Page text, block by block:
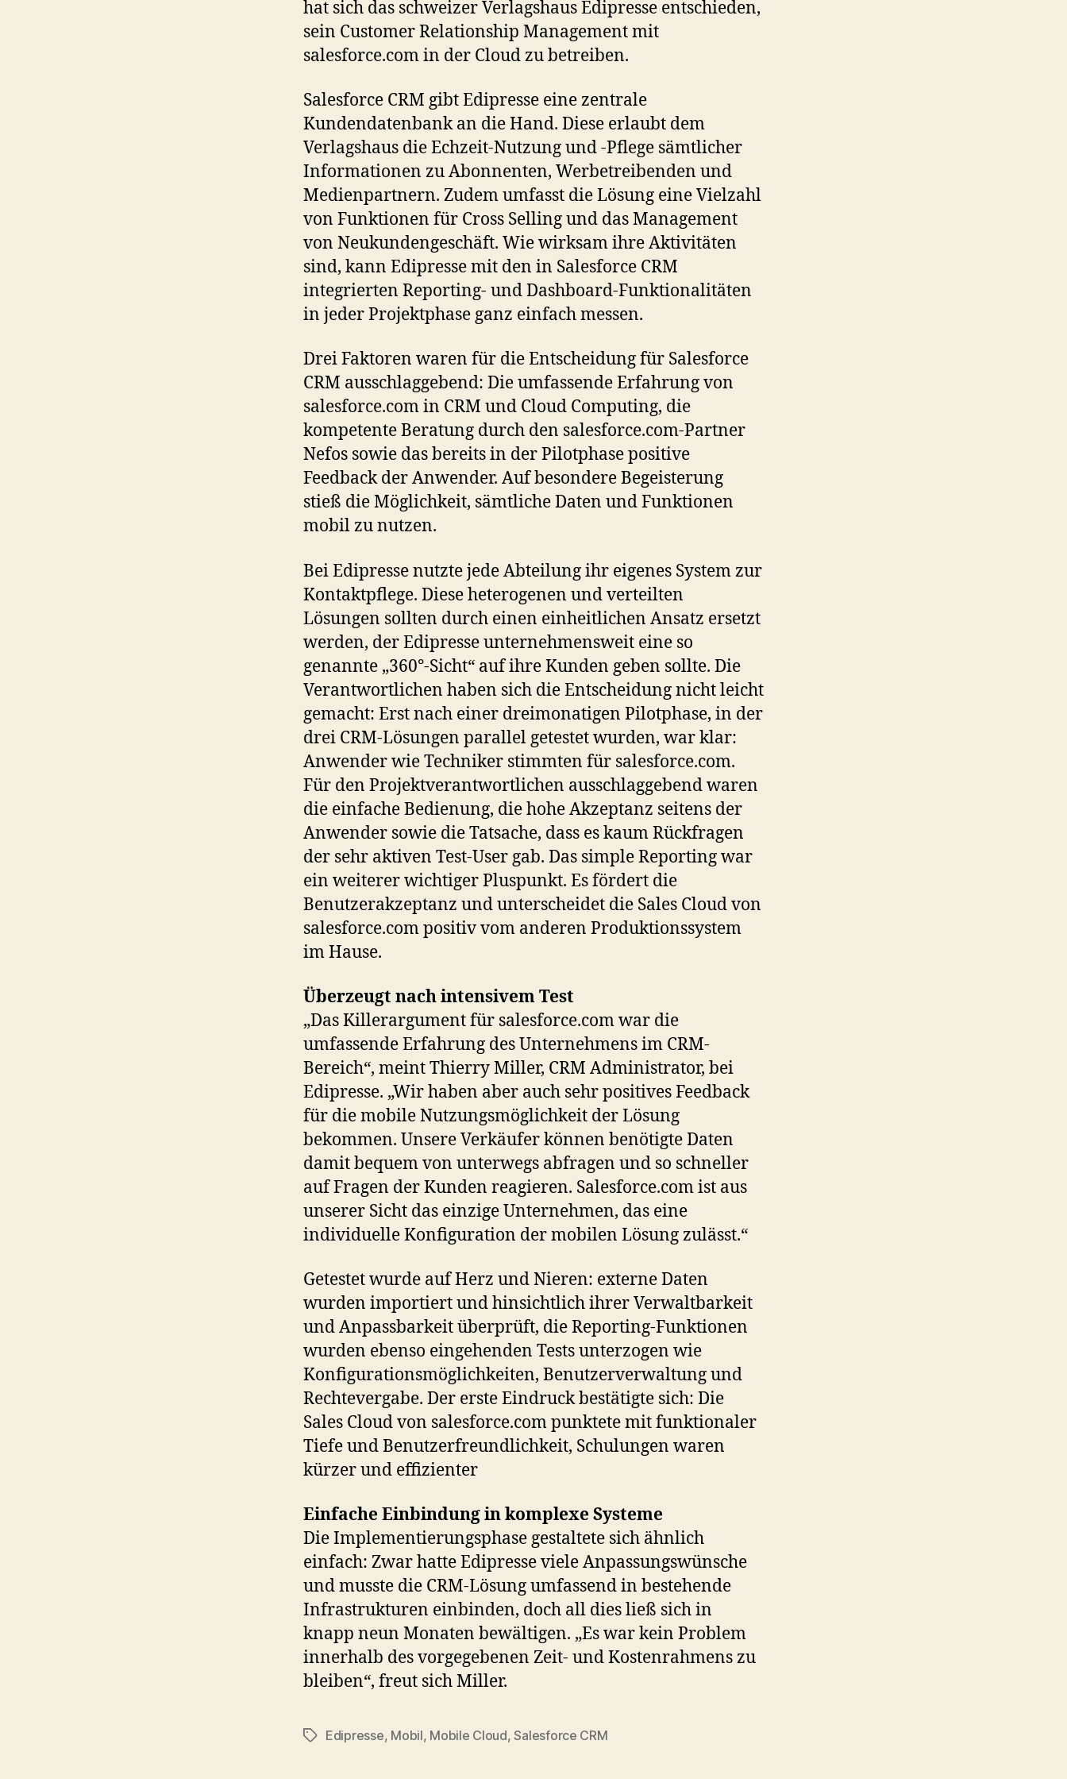
hat sich das schweizer Verlagshaus Edipresse entschieden,
sein Customer Relationship Management mit
salesforce.com in der Cloud zu betreiben.
Salesforce CRM gibt Edipresse eine zentrale
Kundendatenbank an die Hand. Diese erlaubt dem
Verlagshaus die Echzeit-Nutzung und -Pflege sämtlicher
Informationen zu Abonnenten, Werbetreibenden und
Medienpartnern. Zudem umfasst die Lösung eine Vielzahl
von Funktionen für Cross Selling und das Management
von Neukundengeschäft. Wie wirksam ihre Aktivitäten
sind, kann Edipresse mit den in Salesforce CRM
integrierten Reporting- und Dashboard-Funktionalitäten
in jeder Projektphase ganz einfach messen.
Drei Faktoren waren für die Entscheidung für Salesforce
CRM ausschlaggebend: Die umfassende Erfahrung von
salesforce.com in CRM und Cloud Computing, die
kompetente Beratung durch den salesforce.com-Partner
Nefos sowie das bereits in der Pilotphase positive
Feedback der Anwender. Auf besondere Begeisterung
stieß die Möglichkeit, sämtliche Daten und Funktionen
mobil zu nutzen.
Bei Edipresse nutzte jede Abteilung ihr eigenes System zur
Kontaktpflege. Diese heterogenen und verteilten
Lösungen sollten durch einen einheitlichen Ansatz ersetzt
werden, der Edipresse unternehmensweit eine so
genannte „360°-Sicht“ auf ihre Kunden geben sollte. Die
Verantwortlichen haben sich die Entscheidung nicht leicht
gemacht: Erst nach einer dreimonatigen Pilotphase, in der
drei CRM-Lösungen parallel getestet wurden, war klar:
Anwender wie Techniker stimmten für salesforce.com.
Für den Projektverantwortlichen ausschlaggebend waren
die einfache Bedienung, die hohe Akzeptanz seitens der
Anwender sowie die Tatsache, dass es kaum Rückfragen
der sehr aktiven Test-User gab. Das simple Reporting war
ein weiterer wichtiger Pluspunkt. Es fördert die
Benutzerakzeptanz und unterscheidet die Sales Cloud von
salesforce.com positiv vom anderen Produktionssystem
im Hause.
Überzeugt nach intensivem Test
„Das Killerargument für salesforce.com war die
umfassende Erfahrung des Unternehmens im CRM-
Bereich“, meint Thierry Miller, CRM Administrator, bei
Edipresse. „Wir haben aber auch sehr positives Feedback
für die mobile Nutzungsmöglichkeit der Lösung
bekommen. Unsere Verkäufer können benötigte Daten
damit bequem von unterwegs abfragen und so schneller
auf Fragen der Kunden reagieren. Salesforce.com ist aus
unserer Sicht das einzige Unternehmen, das eine
individuelle Konfiguration der mobilen Lösung zulässt.“
Getestet wurde auf Herz und Nieren: externe Daten
wurden importiert und hinsichtlich ihrer Verwaltbarkeit
und Anpassbarkeit überprüft, die Reporting-Funktionen
wurden ebenso eingehenden Tests unterzogen wie
Konfigurationsmöglichkeiten, Benutzerverwaltung und
Rechtevergabe. Der erste Eindruck bestätigte sich: Die
Sales Cloud von salesforce.com punktete mit funktionaler
Tiefe und Benutzerfreundlichkeit, Schulungen waren
kürzer und effizienter
Einfache Einbindung in komplexe Systeme
Die Implementierungsphase gestaltete sich ähnlich
einfach: Zwar hatte Edipresse viele Anpassungswünsche
und musste die CRM-Lösung umfassend in bestehende
Infrastrukturen einbinden, doch all dies ließ sich in
knapp neun Monaten bewältigen. „Es war kein Problem
innerhalb des vorgegebenen Zeit- und Kostenrahmens zu
bleiben“, freut sich Miller.
TagsEdipresse, Mobil, Mobile Cloud,Salesforce CRM